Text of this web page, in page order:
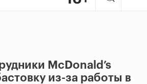
McDonald’s
из-за работы в